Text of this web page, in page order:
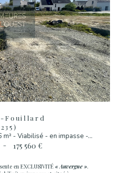
Fouillard
- Viabilisé - en impasse -...
- 175 560 €
en EXCLUSIVITÉ « Auvergne ».